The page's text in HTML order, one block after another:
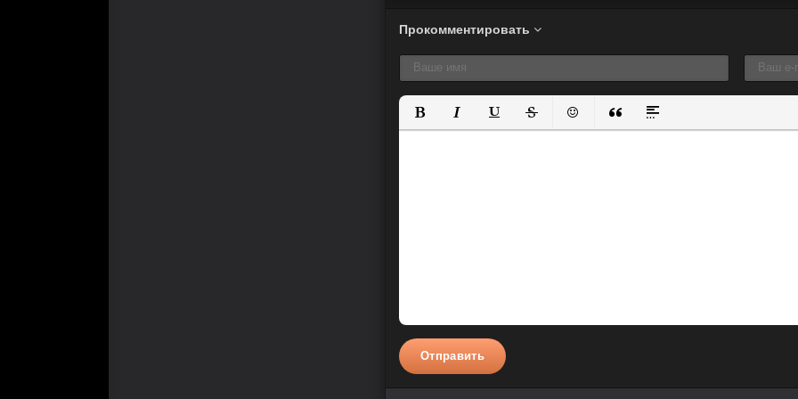
Прокомментировать
Полужирный
КурсивПодчеркнутый
ЗачеркнутыйВставить смайлик
Вставка цитаты
Вставка спойлера
Отправить